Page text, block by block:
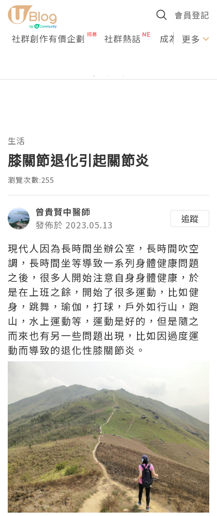
會員登記
社群創作有價企劃 社群熱話 成為U更多
生活
膝關節退化引起關節炎
瀏覽次數:255
曾貴賢中醫師
發佈於 2023.05.13
追蹤
現代人因為長時間坐辦公室，長時間吹空
調，長時間坐等導致一系列身體健康問題
之後，很多人開始注意自身身體健康，於
是在上班之餘，開始了很多運動，比如健
身，跳舞，瑜伽，打球，戶外如行山，跑
山，水上運動等，運動是好的，但是隨之
而來也有另一些問題出現，比如因過度運
動而導致的退化性膝關節炎。